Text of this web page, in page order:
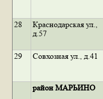
28
Краснодарская ул.,
д.57
29 Совхозная ул., д.41
район МАРЬИНО